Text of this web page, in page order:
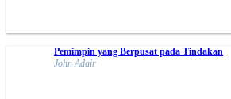
Pemimpin yang Berpusat pada Tindakan
John Adair